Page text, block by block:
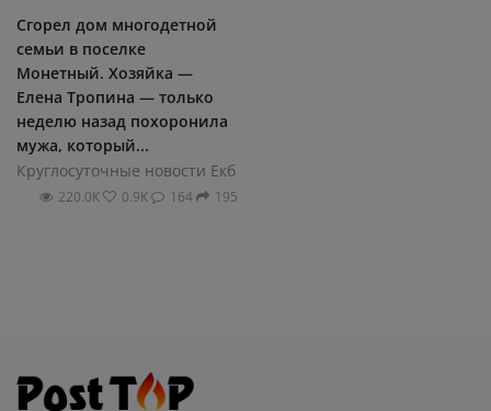
Сгорел дом многодетной
семьи в поселке
Монетный. Хозяйка —
Елена Тропина — только
неделю назад похоронила
мужа, который...
Круглосуточные новости Екб
220.0К 0.9К 164 195